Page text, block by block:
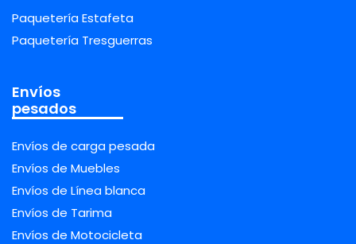
Paquetería Estafeta
Paquetería Tresguerras
Envíos
pesados
Envíos de carga pesada
Envíos de Muebles
Envíos de Línea blanca
Envíos de Tarima
Envíos de Motocicleta